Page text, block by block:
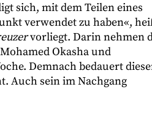
sich, mit dem Teilen eines
verwendet zu haben«,
vorliegt. Darin nehmen
Okasha und
Demnach bedauert
Auch sein im Nachgang